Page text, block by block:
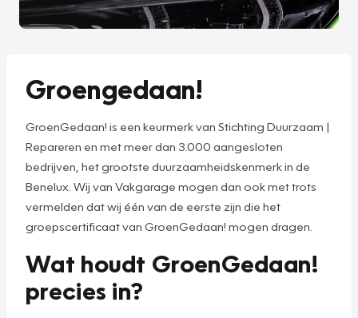
Groengedaan!
GroenGedaan! is een keurmerk van Stichting Duurzaam |
Repareren en met meer dan 3.000 aangesloten
bedrijven, het grootste duurzaamheidskenmerk in de
Benelux. Wij van Vakgarage mogen dan ook met trots
vermelden dat wij één van de eerste zijn die het
groepscertificaat van GroenGedaan! mogen dragen.
Wat houdt GroenGedaan!
precies in?